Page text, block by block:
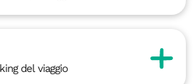
del viaggio